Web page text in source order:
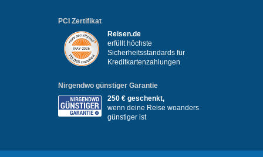
PCI Zertifikat
Reisen.de
erfüllt höchste
Sicherheitsstandards für
Kreditkartenzahlungen
Nirgendwo günstiger Garantie
250 € geschenkt,
wenn deine Reise woanders
günstiger ist